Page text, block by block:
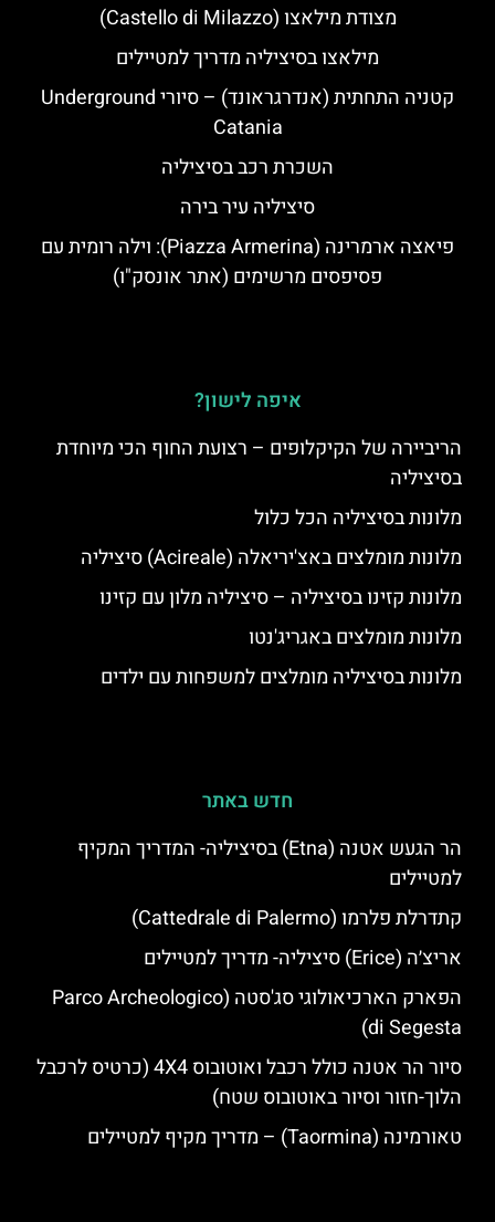
מצודת מילאצו (Castello di Milazzo)
מילאצו בסיציליה מדריך למטיילים
קטניה התחתית (אנדרגראונד) – סיורי Underground
Catania
השכרת רכב בסיציליה
סיציליה עיר בירה
פיאצה ארמרינה (Piazza Armerina): וילה רומית עם
פסיפסים מרשימים (אתר אונסק"ו)
איפה לישון?
הריביירה של הקיקלופים – רצועת החוף הכי מיוחדת
בסיציליה
מלונות בסיציליה הכל כלול
מלונות מומלצים באצ'יריאלה (Acireale) סיציליה
מלונות קזינו בסיציליה – סיציליה מלון עם קזינו
מלונות מומלצים באגריג'נטו
מלונות בסיציליה מומלצים למשפחות עם ילדים
חדש באתר
הר הגעש אטנה (Etna) בסיציליה- המדריך המקיף
למטיילים
קתדרלת פלרמו (Cattedrale di Palermo)
אריצ׳ה (Erice) סיציליה- מדריך למטיילים
הפארק הארכיאולוגי סג'סטה (Parco Archeologico
di Segesta)
סיור הר אטנה כולל רכבל ואוטובוס 4X4 (כרטיס לרכבל
הלוך-חזור וסיור באוטובוס שטח)
טאורמינה (Taormina) – מדריך מקיף למטיילים